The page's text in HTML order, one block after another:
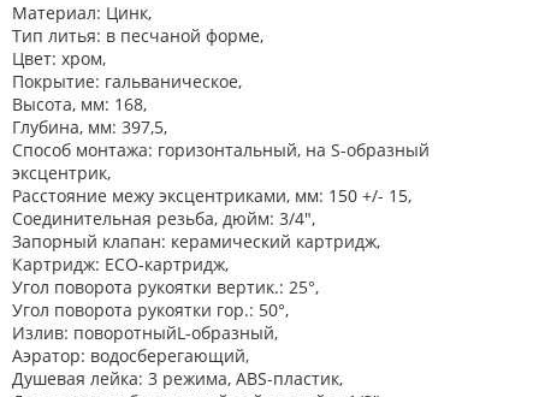
Материал: Цинк,
Тип литья: в песчаной форме,
Цвет: хром,
Покрытие: гальваническое,
Высота, мм: 168,
Глубина, мм: 397,5,
Способ монтажа: горизонтальный, на S-образный
эксцентрик,
Расстояние межу эксцентриками, мм: 150 +/- 15,
Соединительная резьба, дюйм: 3/4",
Запорный клапан: керамический картридж,
Картридж: ECO-картридж,
Угол поворота рукоятки вертик.: 25°,
Угол поворота рукоятки гор.: 50°,
Излив: поворотныйL-образный,
Аэратор: водосберегающий,
Душевая лейка: 3 режима, ABS-пластик,